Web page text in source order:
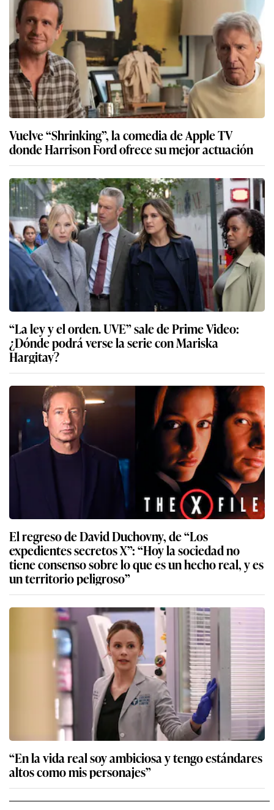
Vuelve “Shrinking”, la comedia de Apple TV
donde Harrison Ford ofrece su mejor actuación
“La ley y el orden. UVE” sale de Prime Video:
¿Dónde podrá verse la serie con Mariska
Hargitay?
El regreso de David Duchovny, de “Los
expedientes secretos X”: “Hoy la sociedad no
tiene consenso sobre lo que es un hecho real, y es
un territorio peligroso”
“En la vida real soy ambiciosa y tengo estándares
altos como mis personajes”